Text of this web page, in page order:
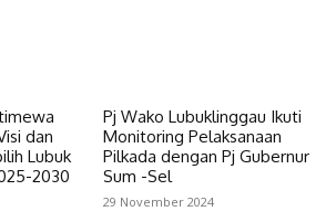
dan
Lubuk
2030
Pj Wako Lubuklinggau Ikuti
Monitoring Pelaksanaan
Pilkada dengan Pj Gubernur
Sum -Sel
29 November 2024